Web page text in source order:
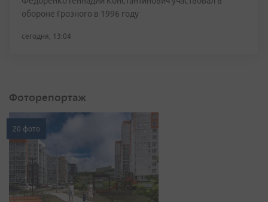
обороне Грозного в 1996 году
сегодня, 13:04
Фоторепортаж
20 фото